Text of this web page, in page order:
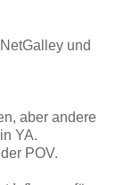
und
aber andere
YA.
POV.